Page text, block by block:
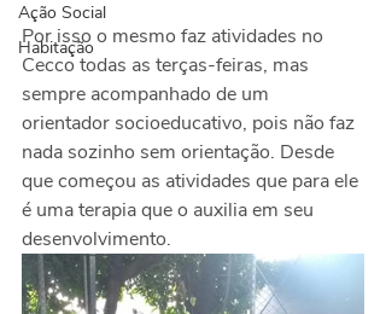
Ação Social
Habitação
Por isso o mesmo faz atividades no
Cecco todas as terças-feiras, mas
sempre acompanhado de um
orientador socioeducativo, pois não faz
nada sozinho sem orientação. Desde
que começou as atividades que para ele
é uma terapia que o auxilia em seu
desenvolvimento.